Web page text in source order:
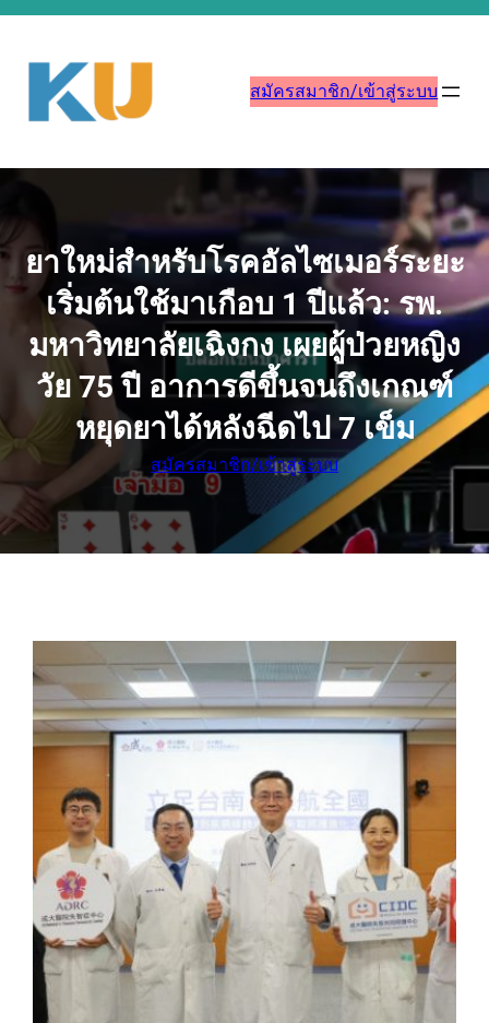
ข้าม
เนื้อหา
สมัครสมาชิก/เข้าสู่ระบบ
ยาใหม่สำหรับโรคอัลไซเมอร์ระยะ
เริ่มต้นใช้มาเกือบ 1 ปีแล้ว: รพ.
มหาวิทยาลัยเฉิงกง เผยผู้ป่วยหญิง
วัย 75 ปี อาการดีขึ้นจนถึงเกณฑ์
หยุดยาได้หลังฉีดไป 7 เข็ม
สมัครสมาชิก/เข้าสู่ระบบ